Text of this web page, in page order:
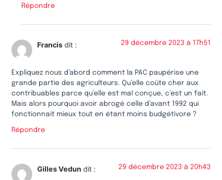
Répondre
Francis dit : 29 décembre 2023 à 17h51
Expliquez nous d’abord comment la PAC paupérise une
grande partie des agriculteurs. Qu’elle coûte cher aux
contribuables parce qu’elle est mal conçue, c’est un fait.
Mais alors pourquoi avoir abrogé celle d’avant 1992 qui
fonctionnait mieux tout en étant moins budgétivore ?
Répondre
Gilles Vedun dit : 29 décembre 2023 à 20h43